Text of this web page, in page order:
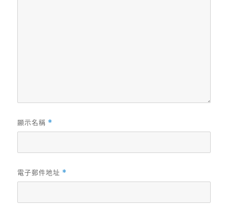
顯示名稱 *
電子郵件地址 *